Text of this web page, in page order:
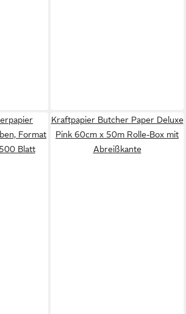
Format
Blatt
Kraftpapier Butcher Paper Deluxe
Pink 60cm x 50m Rolle-Box mit
Abreißkante